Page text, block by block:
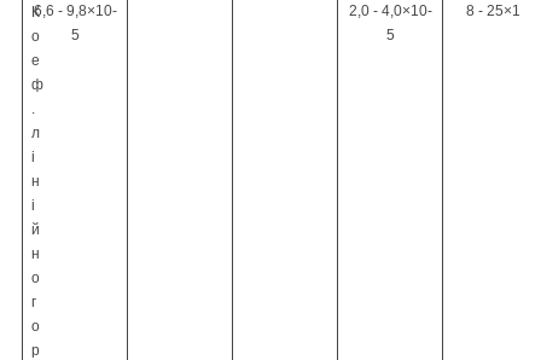
К
о
е
ф
л
і
н
і
й
н
о
г
о
р
6,6 - 9,8×10-
5
2,0 - 4,0×10-
5
8 - 25×10